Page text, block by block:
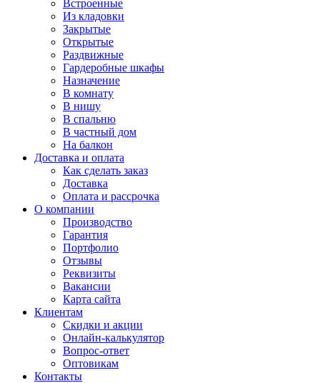
Встроенные
Из кладовки
Закрытые
Открытые
Раздвижные
Гардеробные шкафы
Назначение
В комнату
В нишу
В спальню
В частный дом
На балкон
Доставка и оплата
Как сделать заказ
Доставка
Оплата и рассрочка
О компании
Производство
Гарантия
Портфолио
Отзывы
Реквизиты
Вакансии
Карта сайта
Клиентам
Скидки и акции
Онлайн-калькулятор
Вопрос-ответ
Оптовикам
Контакты